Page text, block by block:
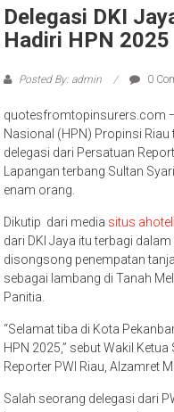
Delegasi DKI
Hadiri HPN 2025
Posted By: admin 0
quotesfromtopinsurers.com
Nasional (HPN) Propinsi
delegasi dari Persatuan
Lapangan terbang Sultan
enam orang.
Dikutip dari media situs
dari DKI Jaya itu terbagi
disongsong penempatan
sebagai lambang di Tanah
Panitia.
“Selamat tiba di Kota
HPN 2025,” sebut Wakil
Reporter PWI Riau, Alzamret
Salah seorang delegasi dari